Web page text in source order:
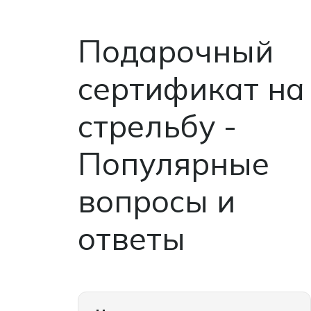
Подарочный
сертификат на
стрельбу -
Популярные
вопросы и
ответы